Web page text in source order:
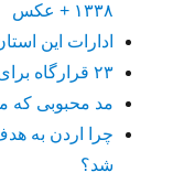
۱۳۳۸ + عکس
ادارات این
۲۳ قرارگاه برای خدمت زائران + اینفوگرافیک
مد محبوبی که
چرا اردن به
شد؟